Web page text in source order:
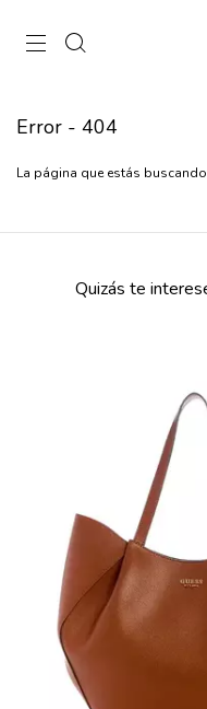
Error - 404
La página que estás
Quizás te